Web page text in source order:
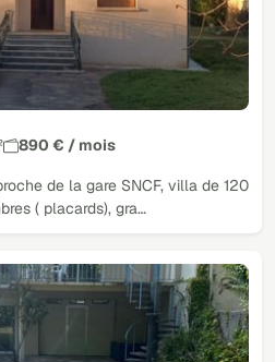
890 € / mois
de la gare SNCF, villa de 120
( placards), gra…